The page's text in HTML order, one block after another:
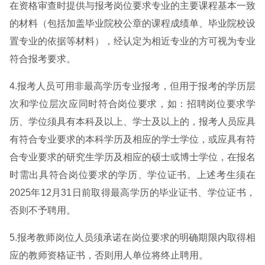
在资格审查时提供与报考岗位要求专业的主要课程基本一致
的材料（包括加盖毕业院校公章的课程成绩单、毕业院校设
置专业的依据等材料），经认定为相近专业的方可视为专业
符合报考要求。
4.报考人员可用非最高学历专业报考，但用于报考的学历层
次和学位层次应同时符合岗位要求，如：招聘岗位要求学
历、学位须具有本科及以上、学士及以上的，报考人员应具
有符合专业要求的本科学历及相应的学士学位，或应具有符
合专业要求的研究生学历及相应的硕士或博士学位，在报名
时需出具符合岗位要求的学历、学位证书。上述考生须在
2025年12月31日前取得最高学历的毕业证书、学位证书，
否则不予聘用。
5.报考教师岗位人员须承诺在岗位要求的明确期限内取得相
应的教师资格证书，否则用人单位将终止聘用。